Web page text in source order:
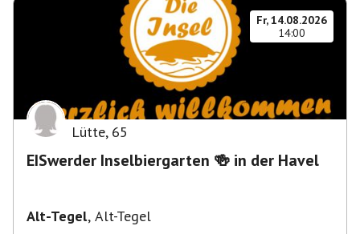
Fr, 14.08.2026
14:00
Lütte, 65
EISwerder Inselbiergarten 🍻 in der Havel
Alt-Tegel, Alt-Tegel